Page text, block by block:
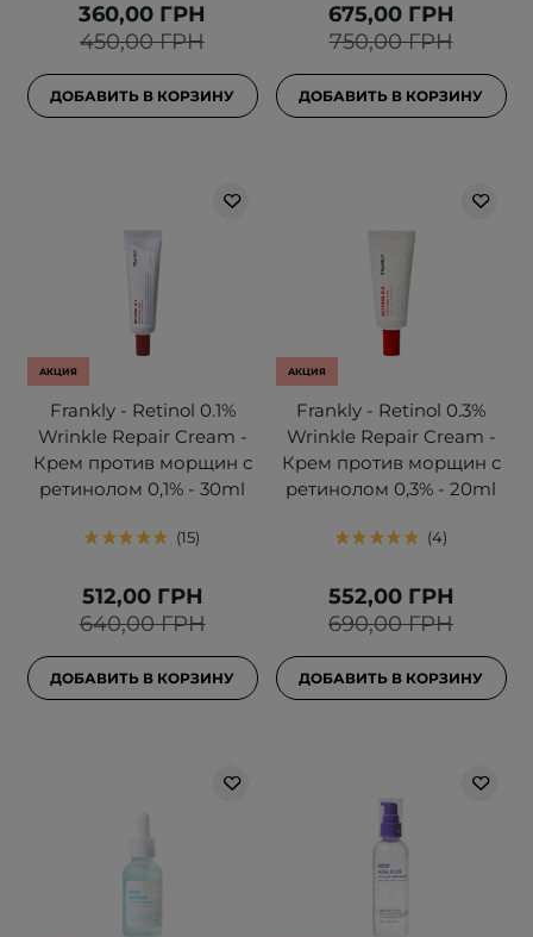
450,00 ГРН
360,00 ГРН
ДОБАВИТЬ В КОРЗИНУ
750,00 ГРН
675,00 ГРН
ДОБАВИТЬ В КОРЗИНУ
АКЦИЯ
Frankly - Retinol 0.1%
Wrinkle Repair Cream -
Крем против морщин с
ретинолом 0,1% - 30ml
15
640,00 ГРН
512,00 ГРН
ДОБАВИТЬ В КОРЗИНУ
АКЦИЯ
Frankly - Retinol 0.3%
Wrinkle Repair Cream -
Крем против морщин с
ретинолом 0,3% - 20ml
4
690,00 ГРН
552,00 ГРН
ДОБАВИТЬ В КОРЗИНУ